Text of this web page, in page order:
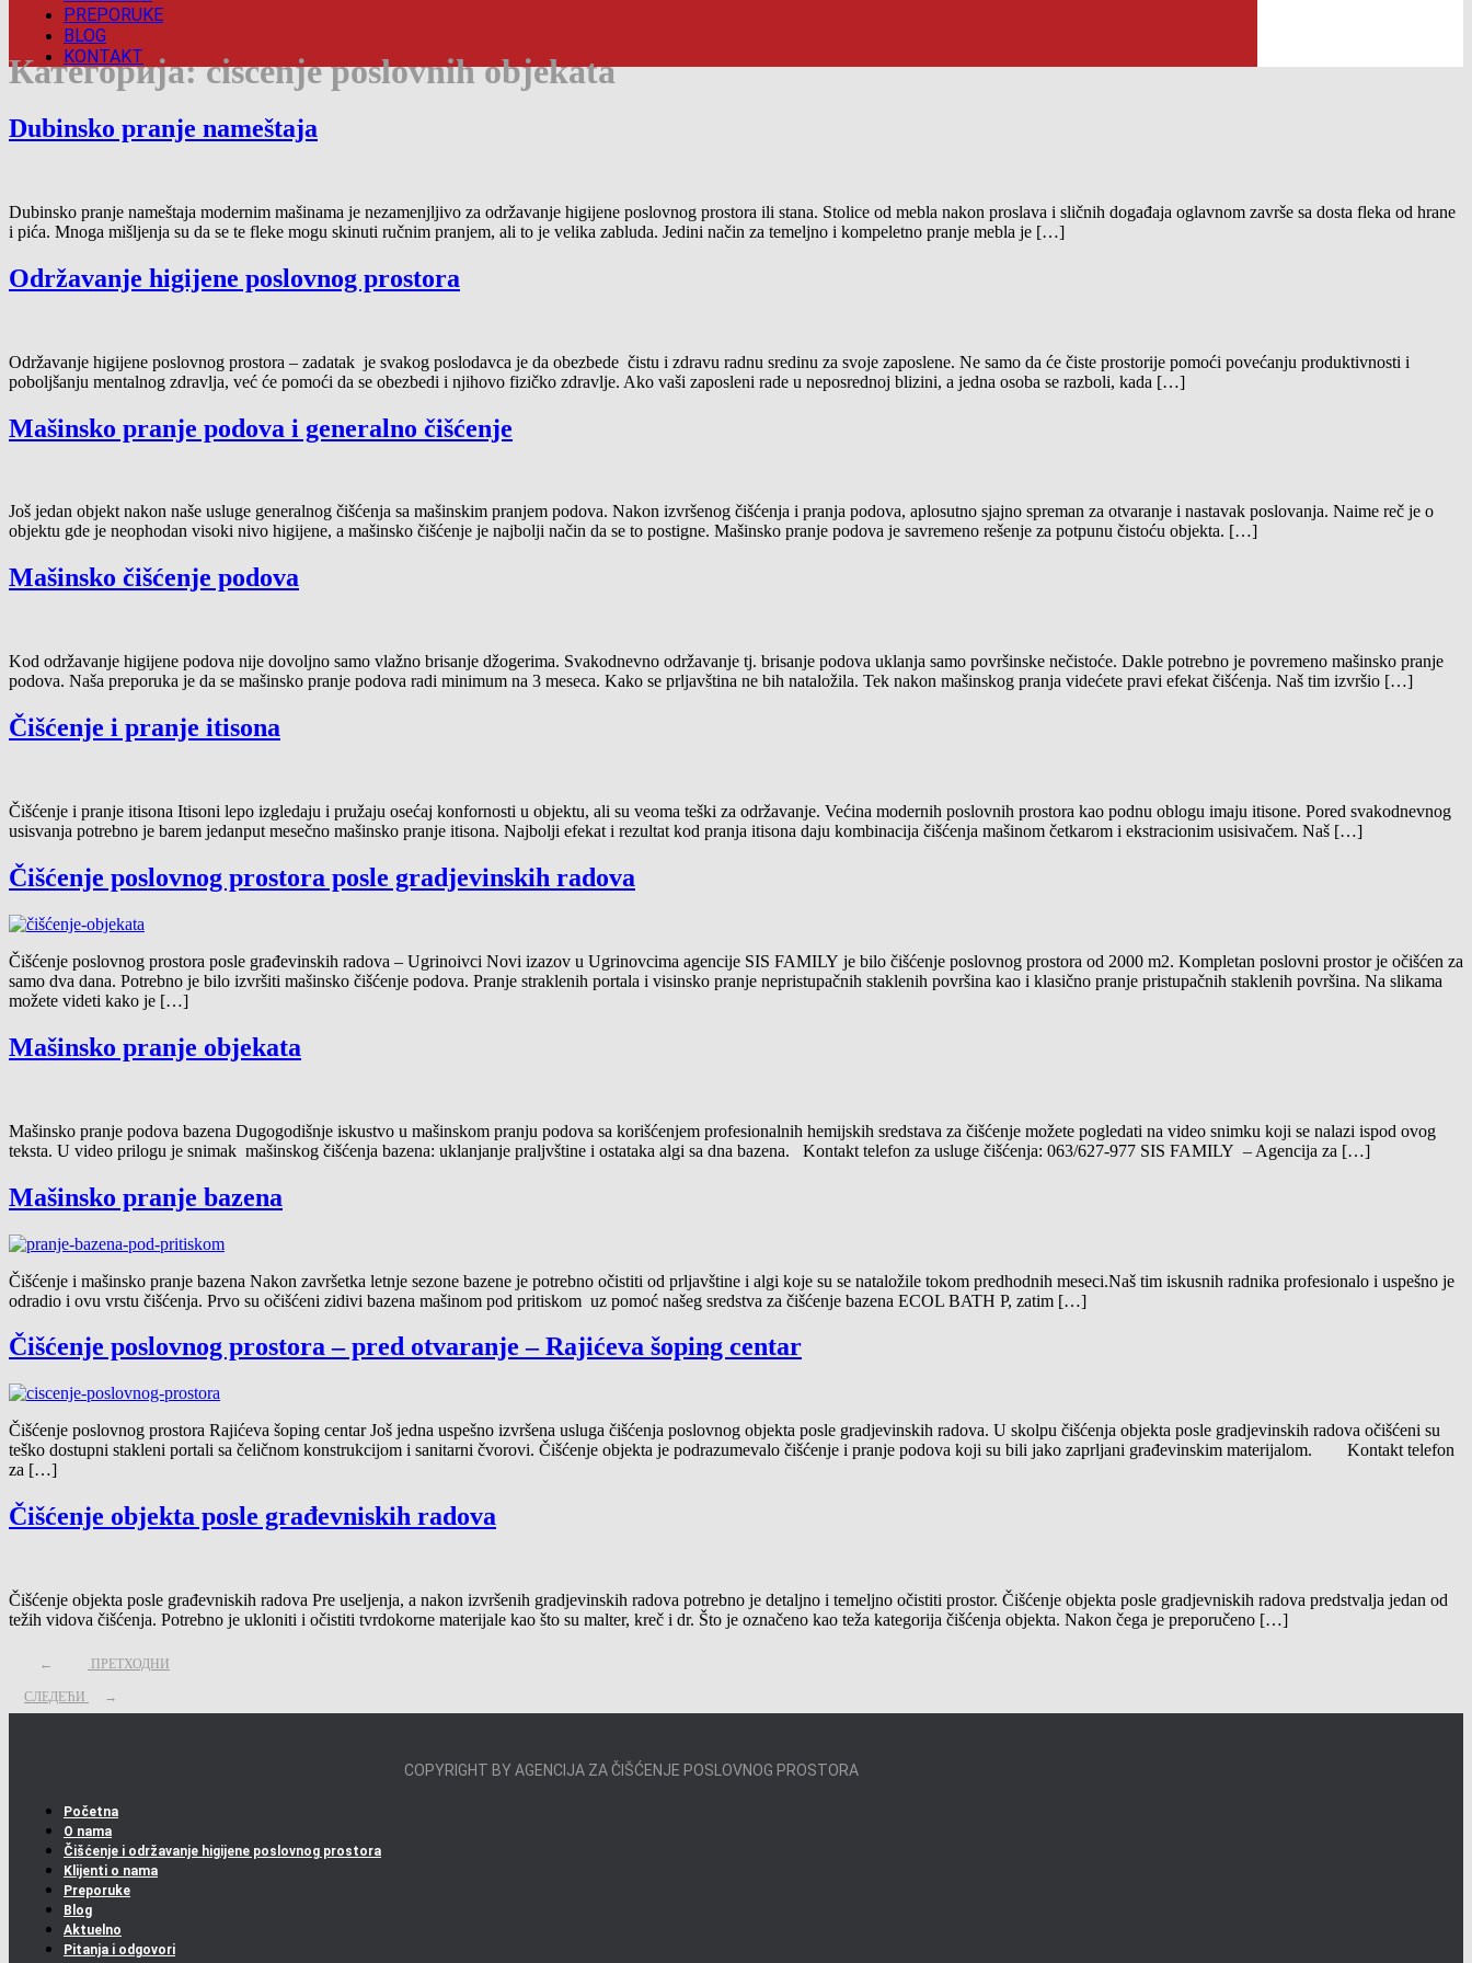
PREPORUKE
BLOG
KONTAKT
Категорија:ciscenje poslovnih objekata
Dubinsko pranje nameštaja
Dubinsko pranje nameštaja modernim mašinama je nezamenjljivo za održavanje higijene poslovnog prostora ili stana. Stolice od mebla nakon proslava i sličnih događaja oglavnom završe sa dosta fleka od hrane
i pića. Mnoga mišljenja su da se te fleke mogu skinuti ručnim pranjem, ali to je velika zabluda. Jedini način za temeljno i kompeletno pranje mebla je […]
Održavanje higijene poslovnog prostora
Održavanje higijene poslovnog prostora – zadatak je svakog poslodavca je da obezbede čistu i zdravu radnu sredinu za svoje zaposlene. Ne samo da će čiste prostorije pomoći povećanju produktivnosti i
poboljšanju mentalnog zdravlja, već će pomoći da se obezbedi i njihovo fizičko zdravlje. Ako vaši zaposleni rade u neposrednoj blizini, a jedna osoba se razboli, kada […]
Mašinsko pranje podova i generalno čišćenje
Još jedan objekt nakon naše usluge generalnog čišćenja sa mašinskim pranjem podova. Nakon izvršenog čišćenja i pranja podova, aplosutno sjajno spreman za otvaranje i nastavak poslovanja. Naime reč je o
objektu gde je neophodan visoki nivo higijene, a mašinsko čišćenje je najbolji način da se to postigne. Mašinsko pranje podova je savremeno rešenje za potpunu čistoću objekta. […]
Mašinsko čišćenje podova
Kod održavanje higijene podova nije dovoljno samo vlažno brisanje džogerima. Svakodnevno održavanje tj. brisanje podova uklanja samo površinske nečistoće. Dakle potrebno je povremeno mašinsko pranje
podova. Naša preporuka je da se mašinsko pranje podova radi minimum na 3 meseca. Kako se prljavština ne bih nataložila. Tek nakon mašinskog pranja videćete pravi efekat čišćenja. Naš tim izvršio […]
Čišćenje i pranje itisona
Čišćenje i pranje itisona Itisoni lepo izgledaju i pružaju osećaj konfornosti u objektu, ali su veoma teški za održavanje. Većina modernih poslovnih prostora kao podnu oblogu imaju itisone. Pored svakodnevnog
usisvanja potrebno je barem jedanput mesečno mašinsko pranje itisona. Najbolji efekat i rezultat kod pranja itisona daju kombinacija čišćenja mašinom četkarom i ekstracionim usisivačem. Naš […]
Čišćenje poslovnog prostora posle gradjevinskih radova
Čišćenje poslovnog prostora posle građevinskih radova – Ugrinoivci Novi izazov u Ugrinovcima agencije SIS FAMILY je bilo čišćenje poslovnog prostora od 2000 m2. Kompletan poslovni prostor je očišćen za
samo dva dana. Potrebno je bilo izvršiti mašinsko čišćenje podova. Pranje straklenih portala i visinsko pranje nepristupačnih staklenih površina kao i klasično pranje pristupačnih staklenih površina. Na slikama
možete videti kako je […]
Mašinsko pranje objekata
Mašinsko pranje podova bazena Dugogodišnje iskustvo u mašinskom pranju podova sa korišćenjem profesionalnih hemijskih sredstava za čišćenje možete pogledati na video snimku koji se nalazi ispod ovog
teksta. U video prilogu je snimak mašinskog čišćenja bazena: uklanjanje praljvštine i ostataka algi sa dna bazena. Kontakt telefon za usluge čišćenja: 063/627-977 SIS FAMILY – Agencija za […]
Mašinsko pranje bazena
Čišćenje i mašinsko pranje bazena Nakon završetka letnje sezone bazene je potrebno očistiti od prljavštine i algi koje su se nataložile tokom predhodnih meseci.Naš tim iskusnih radnika profesionalo i uspešno je
odradio i ovu vrstu čišćenja. Prvo su očišćeni zidivi bazena mašinom pod pritiskom uz pomoć našeg sredstva za čišćenje bazena ECOL BATH P, zatim […]
Čišćenje poslovnog prostora – pred otvaranje – Rajićeva šoping centar
Čišćenje poslovnog prostora Rajićeva šoping centar Još jedna uspešno izvršena usluga čišćenja poslovnog objekta posle gradjevinskih radova. U skolpu čišćenja objekta posle gradjevinskih radova očišćeni su
teško dostupni stakleni portali sa čeličnom konstrukcijom i sanitarni čvorovi. Čišćenje objekta je podrazumevalo čišćenje i pranje podova koji su bili jako zaprljani građevinskim materijalom. Kontakt telefon
za […]
Čišćenje objekta posle građevniskih radova
Čišćenje objekta posle građevniskih radova Pre useljenja, a nakon izvršenih gradjevinskih radova potrebno je detaljno i temeljno očistiti prostor. Čišćenje objekta posle gradjevniskih radova predstvalja jedan od
težih vidova čišćenja. Potrebno je ukloniti i očistiti tvrdokorne materijale kao što su malter, kreč i dr. Što je označeno kao teža kategorija čišćenja objekta. Nakon čega je preporučeno […]
← ПРЕТХОДНИ
СЛЕДЕЋИ →
COPYRIGHT BY AGENCIJA ZA ČIŠĆENJE POSLOVNOG PROSTORA
Početna
O nama
Čišćenje i održavanje higijene poslovnog prostora
Klijenti o nama
Preporuke
Blog
Aktuelno
Pitanja i odgovori